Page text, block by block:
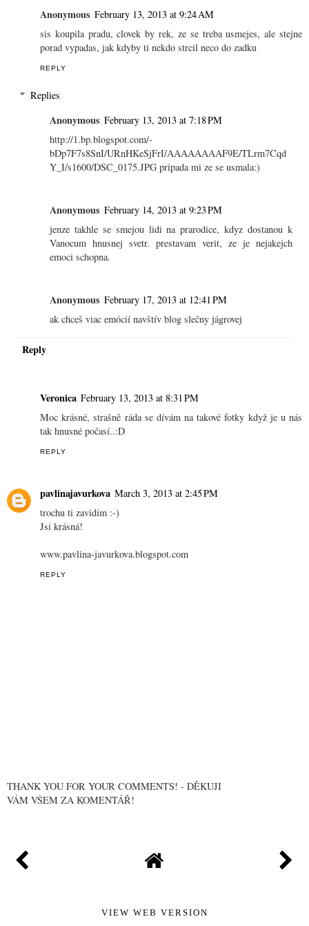
Anonymous February 13, 2013 at 9:24 AM
sis koupila pradu, clovek by rek, ze se treba usmejes, ale stejne
porad vypadas, jak kdyby ti nekdo strcil neco do zadku
REPLY
Replies
Anonymous February 13, 2013 at 7:18 PM
http://1.bp.blogspot.com/-
bDp7F7s8SnI/URnHKeSjFrI/AAAAAAAAF9E/TLrm7Cqd
Y_I/s1600/DSC_0175.JPG pripada mi ze se usmala:)
Anonymous February 14, 2013 at 9:23 PM
jenze takhle se smejou lidi na prarodice, kdyz dostanou k
Vanocum hnusnej svetr. prestavam verit, ze je nejakejch
emoci schopna.
Anonymous February 17, 2013 at 12:41 PM
ak chceš viac emócií navštív blog slečny jágrovej
Reply
Veronica February 13, 2013 at 8:31 PM
Moc krásné, strašně ráda se dívám na takové fotky když je u nás
tak hnusné počasí..:D
REPLY
pavlinajavurkova March 3, 2013 at 2:45 PM
trochu ti zavidím :-)
Jsi krásná!
www.pavlina-javurkova.blogspot.com
REPLY
THANK YOU FOR YOUR COMMENTS! - DĚKUJI
VÁM VŠEM ZA KOMENTÁŘ!
VIEW WEB VERSION